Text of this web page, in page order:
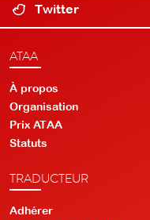
Twitter
ATAA
À propos
Organisation
Prix ATAA
Statuts
TRADUCTEUR
Adhérer